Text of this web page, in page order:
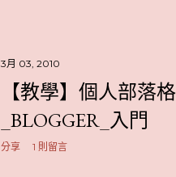
3月 03, 2010
【教學】個人部落格
_BLOGGER_入門
分享 1 則留言